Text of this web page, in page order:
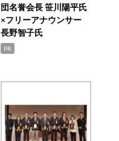
団名誉会長 笹川陽平氏
×フリーアナウンサー
長野智子氏
PR